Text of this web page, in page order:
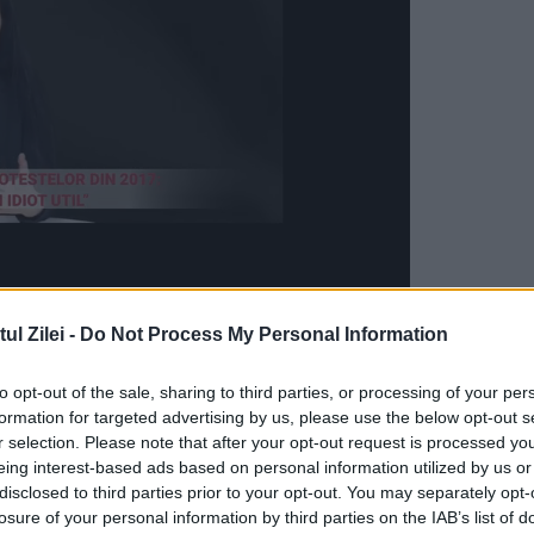
Zilei - Do Not Process My Personal Information
opt-out of the sale, sharing to third parties, or processing of your
for targeted advertising by us, please use the below opt-out
selection. Please note that after your opt-out request is processed
interest-based ads based on personal information utilized by us
to third parties prior to your opt-out. You may separately
of your personal information by third parties on the IAB’s list of
lui Trump
la apelul privind respingerea de către un
Trump pentru manipularea greșită a
după ce a părăsit Casa Albă în 2021.